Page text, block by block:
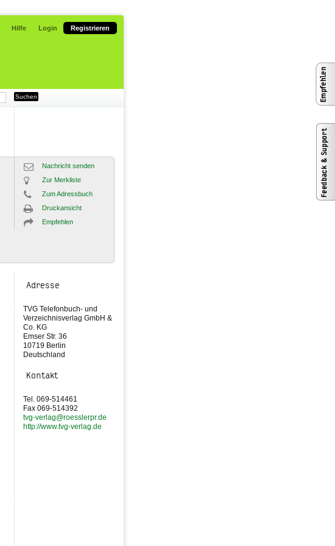
Hilfe Login Registrieren
Nachricht senden
Zur Merkliste
Zum Adressbuch
Druckansicht
Empfehlen
Adresse
TVG Telefonbuch- und
Verzeichnisverlag GmbH &
Co. KG
Emser Str. 36
10719 Berlin
Deutschland
Kontakt
Tel. 069-514461
Fax 069-514392
tvg-verlag@roesslerpr.de
http://www.tvg-verlag.de